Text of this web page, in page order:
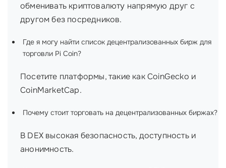
обменивать криптовалюту напрямую друг с
другом без посредников.
Где я могу найти список децентрализованных бирж для
торговли Pi Coin?
Посетите платформы, такие как CoinGecko и
CoinMarketCap.
Почему стоит торговать на децентрализованных биржах?
В DEX высокая безопасность, доступность и
анонимность.